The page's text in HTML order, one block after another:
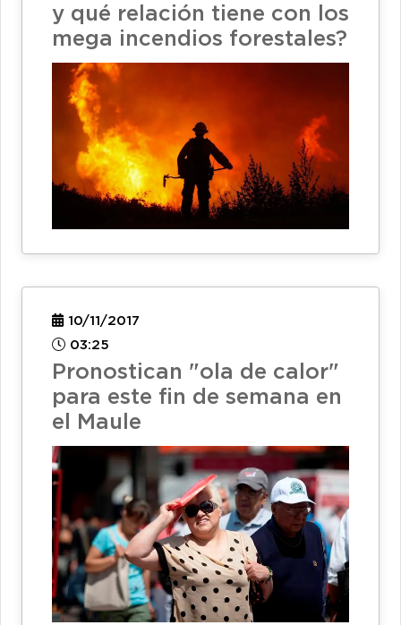
y qué relación tiene con los
mega incendios forestales?
10/11/2017
03:25
Pronostican "ola de calor"
para este fin de semana en
el Maule